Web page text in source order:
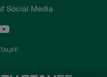
Social Media